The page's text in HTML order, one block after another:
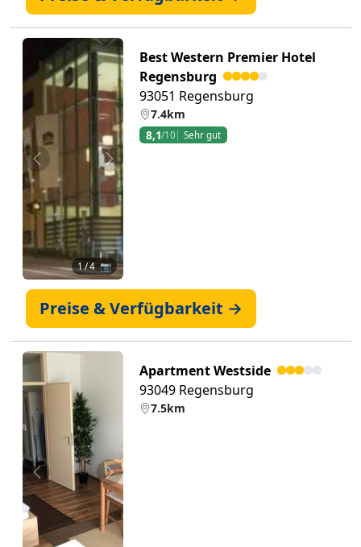
Zurück Weiter
1/ 4 📷
Best Western Premier Hotel
Regensburg
93051 Regensburg
7.4km
8,1/10 Sehr gut
Preise & Verfügbarkeit →
Zurück Weiter
Apartment Westside
93049 Regensburg
7.5km